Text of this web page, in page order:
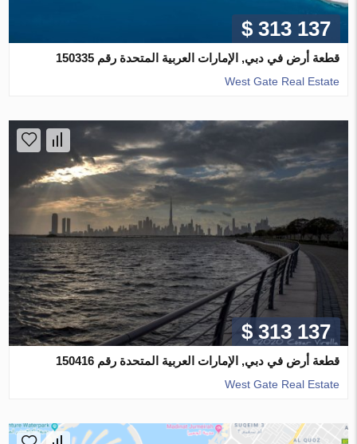
$ 313 137
قطعة أرض في دبي, الإمارات العربية المتحدة رقم 150335
West Gate Real Estate
$ 313 137
قطعة أرض في دبي, الإمارات العربية المتحدة رقم 150416
West Gate Real Estate